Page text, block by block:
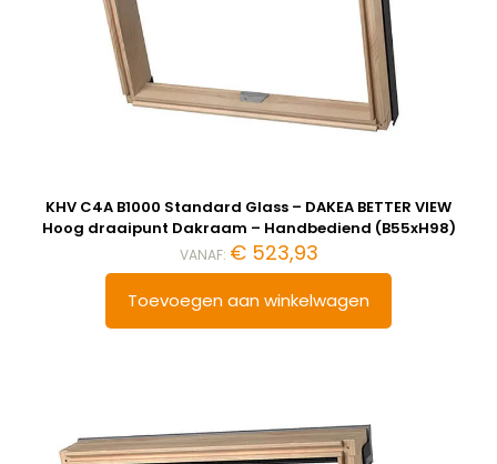
KHV C4A B1000 Standard Glass – DAKEA BETTER VIEW
Hoog draaipunt Dakraam – Handbediend (B55xH98)
VANAF: €523,93
Toevoegen aan winkelwagen